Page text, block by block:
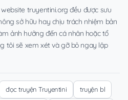
truyentini.org đều được sưu
sở hữu hay chịu trách nhiệm bản
ảnh hưởng đến cá nhân hoặc tổ
tôi sẽ xem xét và gỡ bỏ ngay lập
đọc truyện Truyentini truyện bl